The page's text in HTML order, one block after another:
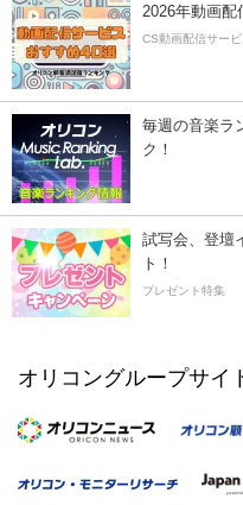
2026年動画配
CS動画配信サー
毎週の音楽ラ
ク！
試写会、登壇
ト！
プレゼント特集
オリコングループサイ